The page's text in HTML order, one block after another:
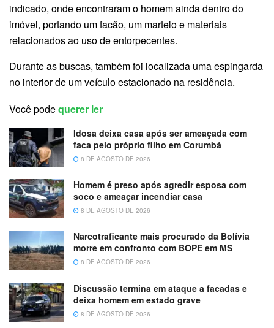
indicado, onde encontraram o homem ainda dentro do
imóvel, portando um facão, um martelo e materiais
relacionados ao uso de entorpecentes.
Durante as buscas, também foi localizada uma espingarda
no interior de um veículo estacionado na residência.
Você podequerer ler
Idosa deixa casa após ser ameaçada com
faca pelo próprio filho em Corumbá
8 DE AGOSTO DE 2026
Homem é preso após agredir esposa com
soco e ameaçar incendiar casa
8 DE AGOSTO DE 2026
Narcotraficante mais procurado da Bolívia
morre em confronto com BOPE em MS
8 DE AGOSTO DE 2026
Discussão termina em ataque a facadas e
deixa homem em estado grave
8 DE AGOSTO DE 2026